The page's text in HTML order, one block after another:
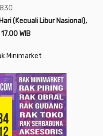
(Kecuali Libur Nasional),
WIB
Minimarket